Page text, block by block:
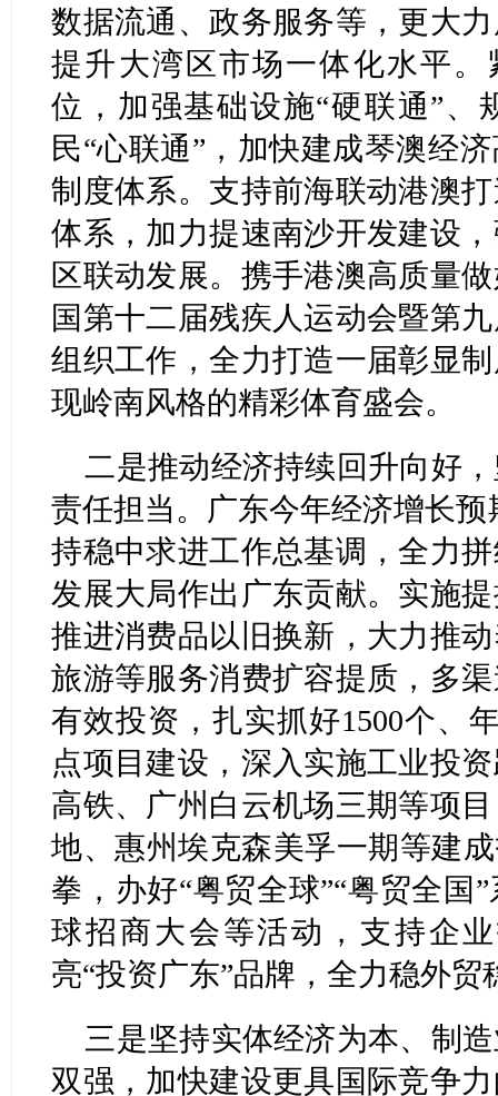
数据流通、政务服务等，更大
提升大湾区市场一体化水平
位，加强基础设施“硬联通”、
民“心联通”，加快建成琴澳经
制度体系。支持前海联动港澳
体系，加力提速南沙开发建设
区联动发展。携手港澳高质量
国第十二届残疾人运动会暨第
组织工作，全力打造一届彰显
现岭南风格的精彩体育盛会。
二是推动经济持续回升向好
责任担当。广东今年经济增长
持稳中求进工作总基调，全力
发展大局作出广东贡献。实施
推进消费品以旧换新，大力推
旅游等服务消费扩容提质，多
有效投资，扎实抓好1500个、
点项目建设，深入实施工业投
高铁、广州白云机场三期等项
地、惠州埃克森美孚一期等建
拳，办好“粤贸全球”“粤贸全国
球招商大会等活动，支持企
亮“投资广东”品牌，全力稳外贸
三是坚持实体经济为本、制
双强，加快建设更具国际竞争